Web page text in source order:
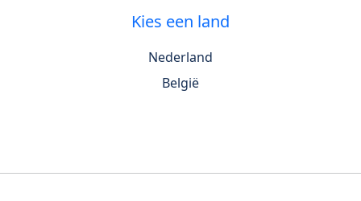
Kies een land
Nederland
België